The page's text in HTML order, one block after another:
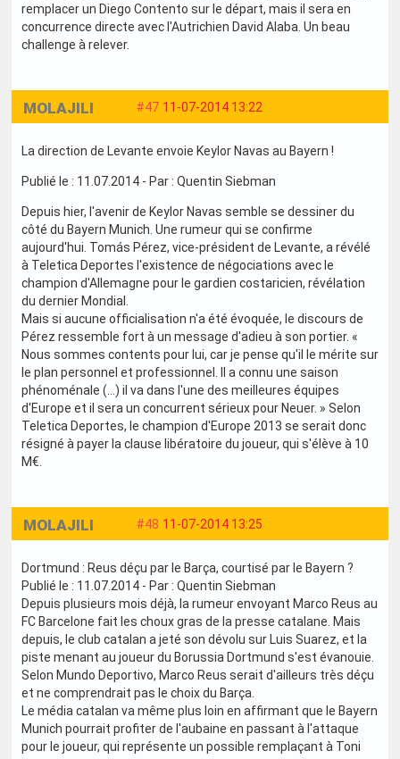
remplacer un Diego Contento sur le départ, mais il sera en
concurrence directe avec l'Autrichien David Alaba. Un beau
challenge à relever.
#47 11-07-2014 13:22
MOLAJILI
La direction de Levante envoie Keylor Navas au Bayern !
Publié le : 11.07.2014 - Par : Quentin Siebman
Depuis hier, l'avenir de Keylor Navas semble se dessiner du
côté du Bayern Munich. Une rumeur qui se confirme
aujourd'hui. Tomás Pérez, vice-président de Levante, a révélé
à Teletica Deportes l'existence de négociations avec le
champion d'Allemagne pour le gardien costaricien, révélation
du dernier Mondial.
Mais si aucune officialisation n'a été évoquée, le discours de
Pérez ressemble fort à un message d'adieu à son portier. «
Nous sommes contents pour lui, car je pense qu'il le mérite sur
le plan personnel et professionnel. Il a connu une saison
phénoménale (...) il va dans l'une des meilleures équipes
d'Europe et il sera un concurrent sérieux pour Neuer. » Selon
Teletica Deportes, le champion d'Europe 2013 se serait donc
résigné à payer la clause libératoire du joueur, qui s'élève à 10
M€.
#48 11-07-2014 13:25
MOLAJILI
Dortmund : Reus déçu par le Barça, courtisé par le Bayern ?
Publié le : 11.07.2014 - Par : Quentin Siebman
Depuis plusieurs mois déjà, la rumeur envoyant Marco Reus au
FC Barcelone fait les choux gras de la presse catalane. Mais
depuis, le club catalan a jeté son dévolu sur Luis Suarez, et la
piste menant au joueur du Borussia Dortmund s'est évanouie.
Selon Mundo Deportivo, Marco Reus serait d'ailleurs très déçu
et ne comprendrait pas le choix du Barça.
Le média catalan va même plus loin en affirmant que le Bayern
Munich pourrait profiter de l'aubaine en passant à l'attaque
pour le joueur, qui représente un possible remplaçant à Toni